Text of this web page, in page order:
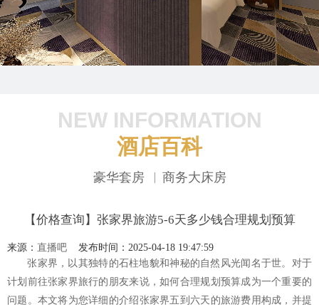
产品中心
联系我们
NEW INFORMATION
酒店百科
豪华套房 商务大床房
【价格查询】张家界旅游5-6天多少钱合理规划预算
来源： 直播吧 发布时间：2025-04-18 19:47:59
张家界，以其独特的石柱地貌和神秘的自然风光闻名于世。对于
计划前往张家界旅行的朋友来说，如何合理规划预算成为一个重要的
问题。本文将为您详细的介绍张家界五到六天的旅游费用构成，并提